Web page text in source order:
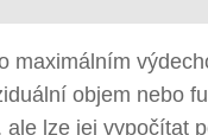
maximálním
objem nebo
lze jej vypočítat